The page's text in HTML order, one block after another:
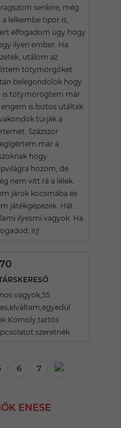
senkire, még
a lelkembe tipor is,
elfogadom úgy hogy
ilyen ember. Ha
utálom az
tötymörgőket
belegondolok hogy
is tötymörögtem már
engem is biztos utáltak.
túrják a
Százszor
már a
hogy
hozom, de
nem vitt rá a lélek.
járok kocsmába és
játékgépezek. Hát
ilyesmi vagyok. Ha
írj!
vagyok,55
szeretnék.
6 7
ENESE